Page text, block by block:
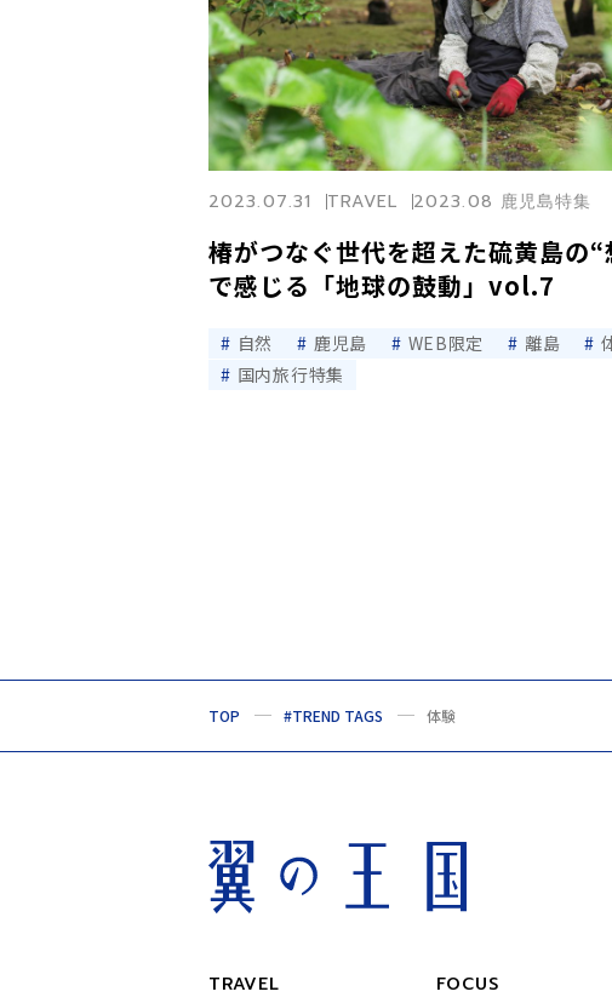
椿がつなぐ世代を超えた硫黄島の
で感じる「地球の鼓動」vol.7
2023.07.31 TRAVEL 2023.08 鹿児島特集
自然 鹿児島 WEB限定 離島
国内旅行特集
TOP #TREND TAGS 体験
TRAVEL
FOCUS